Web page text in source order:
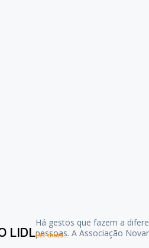
LIDL
Há gestos que fazem a
pessoas. A Associação
Ler mais...